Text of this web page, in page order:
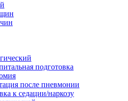
подготовка
после пневмонии
к седации/наркозу